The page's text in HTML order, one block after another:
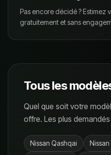
Pas encore décidé ? Estimez
gratuitement et sans
Tous les
Quel que soit votre
offre. Les plus
Nissan Qashqai Nissan